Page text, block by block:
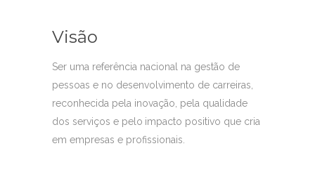
Visão
Ser uma referência nacional na gestão de
pessoas e no desenvolvimento de carreiras,
reconhecida pela inovação, pela qualidade
dos serviços e pelo impacto positivo que cria
em empresas e profissionais.